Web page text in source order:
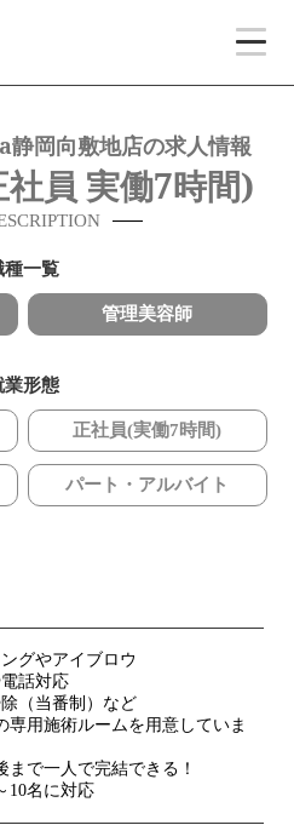
岡向敷地店の求人情報
員 実働7時間)
種一覧
管理美容師
業形態
正社員(実働7時間)
パート・アルバイト
グやアイブロウ
話対応
（当番制）など
用施術ルームを用意していま
で一人で完結できる！
10名に対応